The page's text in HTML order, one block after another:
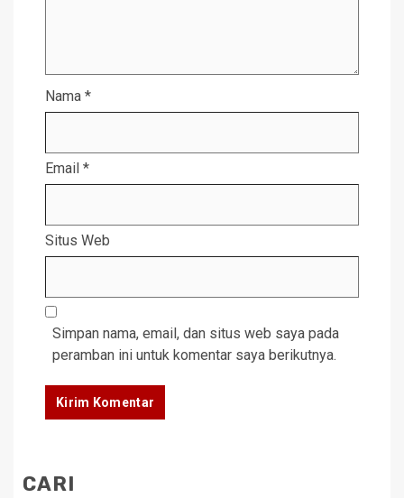
Nama *
Email *
Situs Web
Simpan nama, email, dan situs web saya pada
peramban ini untuk komentar saya berikutnya.
CARI